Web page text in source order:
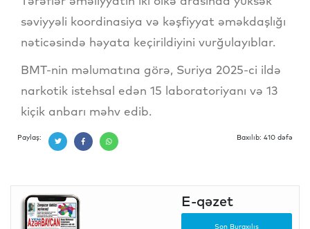
səviyyəli koordinasiya və kəşfiyyat əməkdaşlığı
nəticəsində həyata keçirildiyini vurğulayıblar.
BMT-nin məlumatına görə, Suriya 2025-ci ildə
narkotik istehsal edən 15 laboratoriyanı və 13
kiçik anbarı məhv edib.
Paylaş: Baxılıb: 410 dəfə
E-qəzet
Son Buraxılış